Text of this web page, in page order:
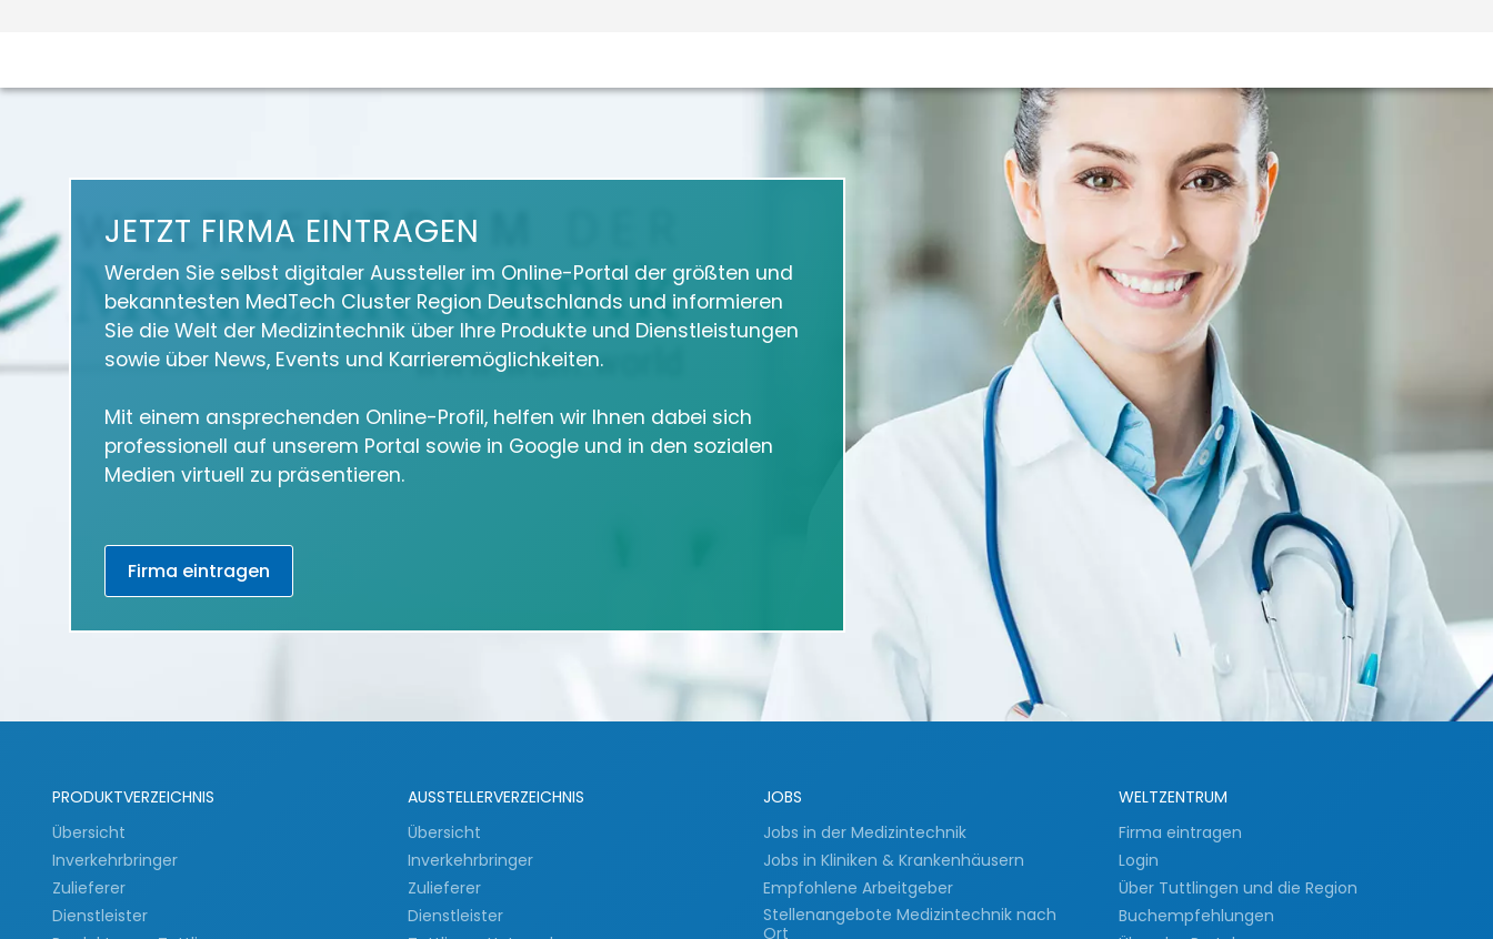
JETZT FIRMA EINTRAGEN
Werden Sie selbst digitaler Aussteller im Online-Portal der größten und
bekanntesten MedTech Cluster Region Deutschlands und informieren
Sie die Welt der Medizintechnik über Ihre Produkte und Dienstleistungen
sowie über News, Events und Karrieremöglichkeiten.
Mit einem ansprechenden Online-Profil, helfen wir Ihnen dabei sich
professionell auf unserem Portal sowie in Google und in den sozialen
Medien virtuell zu präsentieren.
Firma eintragen
PRODUKTVERZEICHNIS
Übersicht
Inverkehrbringer
Zulieferer
Dienstleister
AUSSTELLERVERZEICHNIS
Übersicht
Inverkehrbringer
Zulieferer
Dienstleister
JOBS
Jobs in der Medizintechnik
Jobs in Kliniken & Krankenhäusern
Empfohlene Arbeitgeber
Stellenangebote Medizintechnik nach
Ort
WELTZENTRUM
Firma eintragen
Login
Über Tuttlingen und die Region
Buchempfehlungen